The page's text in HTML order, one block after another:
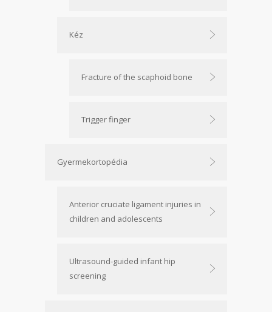
Kéz
Fracture of the scaphoid bone
Trigger finger
Gyermekortopédia
Anterior cruciate ligament injuries in
children and adolescents
Ultrasound-guided infant hip
screening